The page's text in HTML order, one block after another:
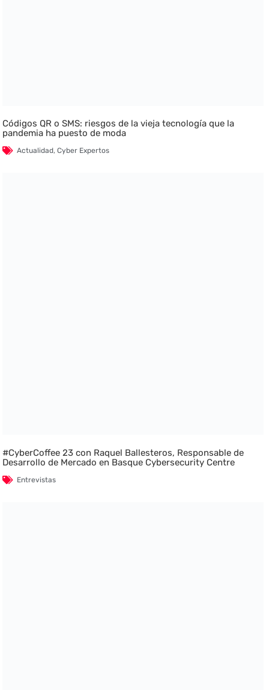
Códigos QR o SMS: riesgos de la vieja tecnología que la
pandemia ha puesto de moda
Actualidad,Cyber Expertos
#CyberCoffee 23 con Raquel Ballesteros, Responsable de
Desarrollo de Mercado en Basque Cybersecurity Centre
Entrevistas